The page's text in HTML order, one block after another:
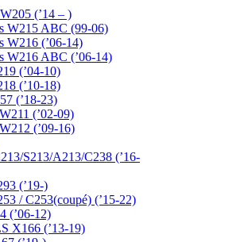
(’14 – )
W215 ABC (99-06)
W216 (’06-14)
W216 ABC (’06-14)
(’04-10)
(’10-18)
(’18-23)
(’02-09)
(’09-16)
S213/A213/C238 (’16-
(’19-)
/ C253(coupé) (’15-22)
(’06-12)
X166 (’13-19)